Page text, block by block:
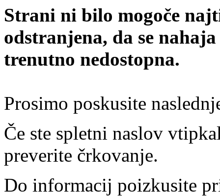
Strani ni bilo mogoče
odstranjena, da se
trenutno nedostopna.
Prosimo poskusite
Če ste spletni naslov
preverite črkovanje.
Do informacij poizkusite